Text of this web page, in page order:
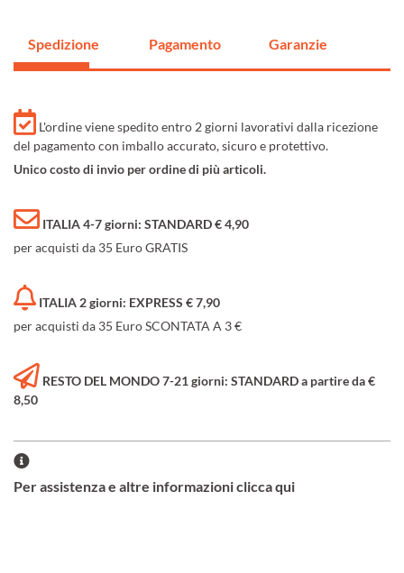
Spedizione Pagamento Garanzie
L'ordine viene spedito entro 2 giorni lavorativi dalla ricezione
del pagamento con imballo accurato, sicuro e protettivo.
Unico costo di invio per ordine di più articoli.
ITALIA 4-7 giorni: STANDARD € 4,90
per acquisti da 35 Euro GRATIS
ITALIA 2 giorni: EXPRESS € 7,90
per acquisti da 35 Euro SCONTATA A 3 €
RESTO DEL MONDO 7-21 giorni: STANDARD a partire da €
8,50
Per assistenza e altre informazioni clicca qui